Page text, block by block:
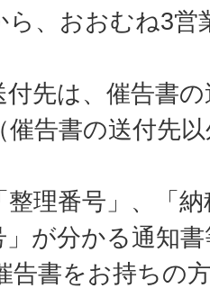
ら、おおむね3営
付先は、催告書
催告書の送付先
整理番号」、「
」が分かる通知
告書をお持ちの